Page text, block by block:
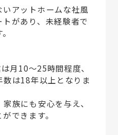
アットホームな社風
があり、未経験者で
月10～25時間程度、
は18年以上となりま
族にも安心を与え、
できます。